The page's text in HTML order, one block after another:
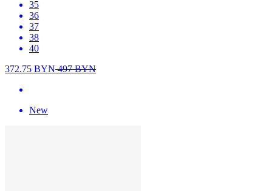
35
36
37
38
40
372.75 BYN497BYN
New